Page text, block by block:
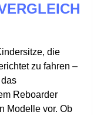
die
zu fahren –
Reboarder
Modelle vor. Ob